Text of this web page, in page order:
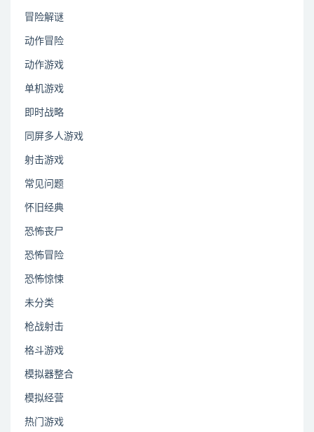
冒险解谜
动作冒险
动作游戏
单机游戏
即时战略
同屏多人游戏
射击游戏
常见问题
怀旧经典
恐怖丧尸
恐怖冒险
恐怖惊悚
未分类
枪战射击
格斗游戏
模拟器整合
模拟经营
热门游戏